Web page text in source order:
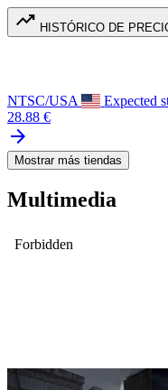
trending_up HISTÓRICO DE
NTSC/USA Expected
28.88 €
arrow_forward
Mostrar más tiendas
Multimedia